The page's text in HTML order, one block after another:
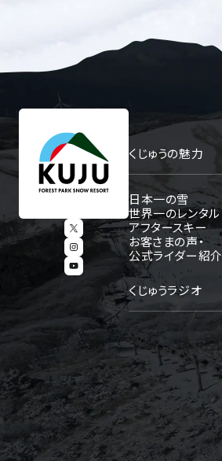
くじゅうの魅力
日本一の雪
世界一のレンタル
アフタースキー
お客さまの声・
公式ライダー紹介
くじゅうラジオ